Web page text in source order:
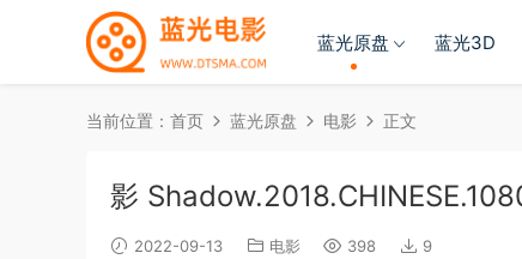
蓝光原盘 蓝光3D
当前位置： 首页 蓝光原盘 电影 正文
影
2022-09-13 电影 398 9